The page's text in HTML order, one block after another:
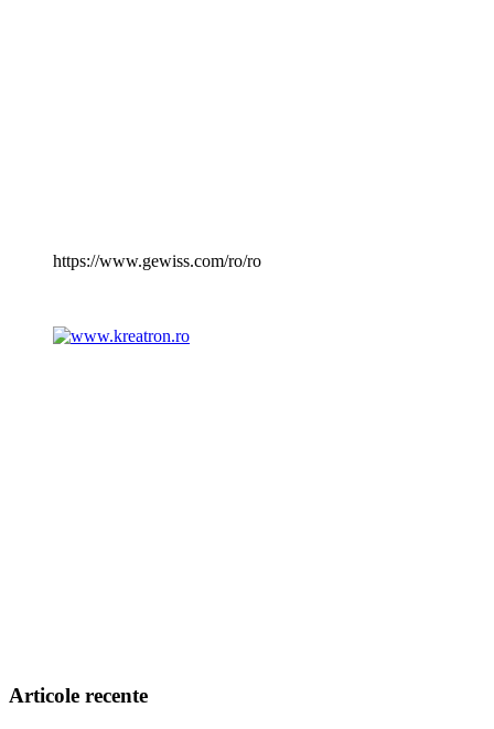
https://www.gewiss.com/ro/ro
Articole recente